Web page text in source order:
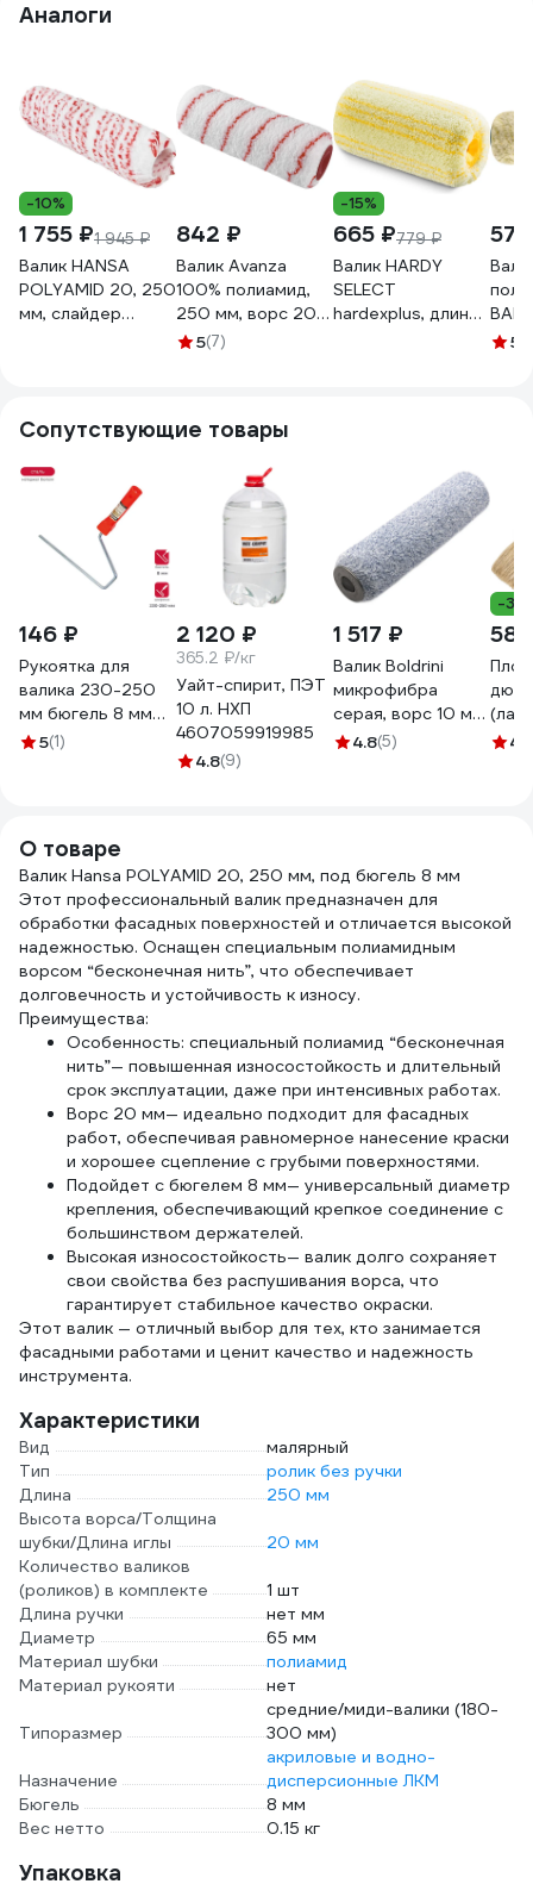
Аналоги
-10%
1 755 ₽1 945 ₽
Валик HANSA
POLYAMID 20, 250
мм, слайдер
842 ₽
Валик Avanza
100% полиамид,
250 мм, ворс 20
мм VR11-250
5(7)
-15%
665 ₽779 ₽
Валик HARDY
SELECT
hardexplus, длина
571
тов-
5
Сопутствующие товары
146 ₽
Рукоятка для
валика 230-250
мм бюгель 8 мм
KRAFOR 084-2325
5(1)
2 120 ₽
365.2 ₽/кг
Уайт-спирит, ПЭТ
10 л. НХП
4607059919985
4.8(9)
1 517 ₽
Валик Boldrini
микрофибра
серая, ворс 10 мм,
250х48 мм, 94828
4.8(5)
-
4.5
О товаре
Валик Hansa POLYAMID 20, 250 мм, под бюгель 8 мм
Этот профессиональный валик предназначен для
обработки фасадных поверхностей и отличается высокой
надежностью. Оснащен специальным полиамидным
ворсом “бесконечная нить”, что обеспечивает
долговечность и устойчивость к износу.
Преимущества:
Особенность: специальный полиамид “бесконечная
нить”— повышенная износостойкость и длительный
срок эксплуатации, даже при интенсивных работах.
Ворс 20 мм— идеально подходит для фасадных
работ, обеспечивая равномерное нанесение краски
и хорошее сцепление с грубыми поверхностями.
Подойдет с бюгелем 8 мм— универсальный диаметр
крепления, обеспечивающий крепкое соединение с
большинством держателей.
Высокая износостойкость— валик долго сохраняет
свои свойства без распушивания ворса, что
гарантирует стабильное качество окраски.
Этот валик — отличный выбор для тех, кто занимается
фасадными работами и ценит качество и надежность
инструмента.
Характеристики
Вид
малярный
Тип
ролик без ручки
Длина
250 мм
Высота ворса/Толщина
шубки/Длина иглы
20 мм
Количество валиков
(роликов) в комплекте
1 шт
Длина ручки
нет мм
Диаметр
65 мм
Материал шубки
полиамид
Материал рукояти
нет
Типоразмер
средние/миди-валики (180-
300 мм)
Назначение
акриловые и водно-
дисперсионные ЛКМ
Бюгель
8 мм
Вес нетто
0.15 кг
Упаковка